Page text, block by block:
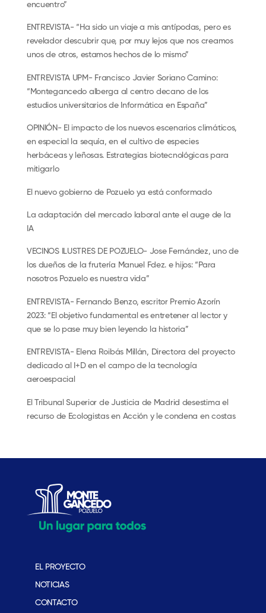
encuentro”
ENTREVISTA- “Ha sido un viaje a mis antípodas, pero es
revelador descubrir que, por muy lejos que nos creamos
unos de otros, estamos hechos de lo mismo”
ENTREVISTA UPM- Francisco Javier Soriano Camino:
“Montegancedo alberga al centro decano de los
estudios universitarios de Informática en España”
OPINIÓN- El impacto de los nuevos escenarios climáticos,
en especial la sequía, en el cultivo de especies
herbáceas y leñosas. Estrategias biotecnológicas para
mitigarlo
El nuevo gobierno de Pozuelo ya está conformado
La adaptación del mercado laboral ante el auge de la
IA
VECINOS ILUSTRES DE POZUELO- Jose Fernández, uno de
los dueños de la frutería Manuel Fdez. e hijos: “Para
nosotros Pozuelo es nuestra vida”
ENTREVISTA- Fernando Benzo, escritor Premio Azorín
2023: “El objetivo fundamental es entretener al lector y
que se lo pase muy bien leyendo la historia”
ENTREVISTA- Elena Roibás Millán, Directora del proyecto
dedicado al I+D en el campo de la tecnología
aeroespacial
El Tribunal Superior de Justicia de Madrid desestima el
recurso de Ecologistas en Acción y le condena en costas
EL PROYECTO
NOTICIAS
CONTACTO